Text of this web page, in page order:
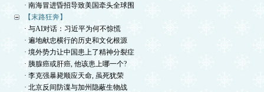
· 南海冒进昏招导致美国牵头全球围
【末路狂奔】
· 与AI对话：习近平为何不惊慌
· 遍地献忠横行的历史和文化根源
· 境外势力让中国患上了精神分裂症
· 胰腺癌或肝癌, 他该患上哪一个?
· 李克强暴毙顺应天命, 虽死犹荣
· 北京反间防谍与加州隐蔽生物战